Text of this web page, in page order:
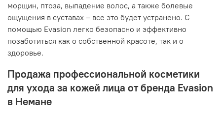
морщин, птоза, выпадение волос, а также болевые
ощущения в суставах – все это будет устранено. С
помощью Evasion легко безопасно и эффективно
позаботиться как о собственной красоте, так и о
здоровье.
Продажа профессиональной косметики
для ухода за кожей лица от бренда Evasion
в Немане